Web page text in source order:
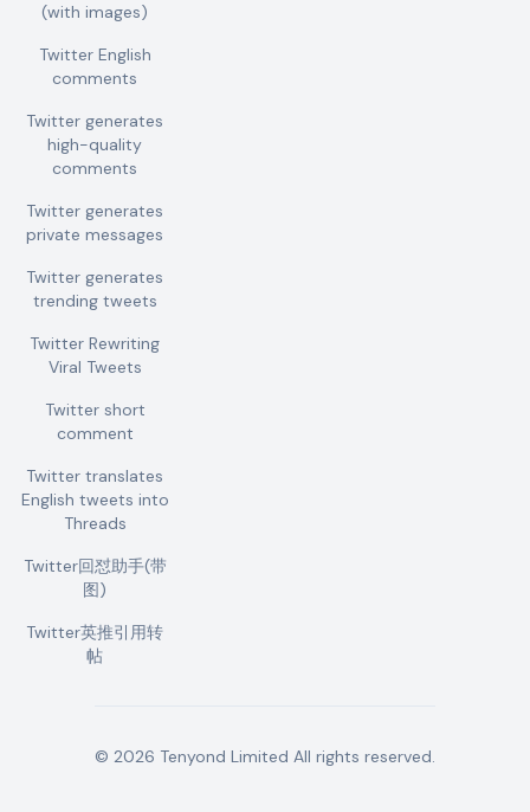
(with images)
Twitter English
comments
Twitter generates
high-quality
comments
Twitter generates
private messages
Twitter generates
trending tweets
Twitter Rewriting
Viral Tweets
Twitter short
comment
Twitter translates
English tweets into
Threads
Twitter回怼助手(带
图)
Twitter英推引用转
帖
© 2026 Tenyond Limited All rights reserved.